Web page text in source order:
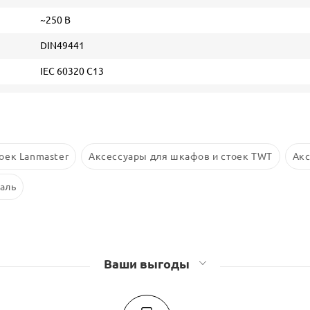
~250 В
DIN49441
IEC 60320 C13
Lanmaster Аксессуары для шкафов и стоек TWT
Ваши выгоды